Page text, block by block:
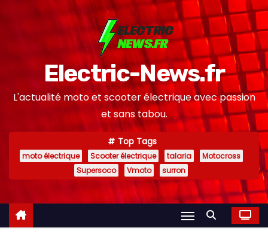
Electric-News.fr
L'actualité moto et scooter électrique avec passion
et sans tabou.
Top Tags
moto électrique Scooter électrique talaria
Motocross
Supersoco
Vmoto surron